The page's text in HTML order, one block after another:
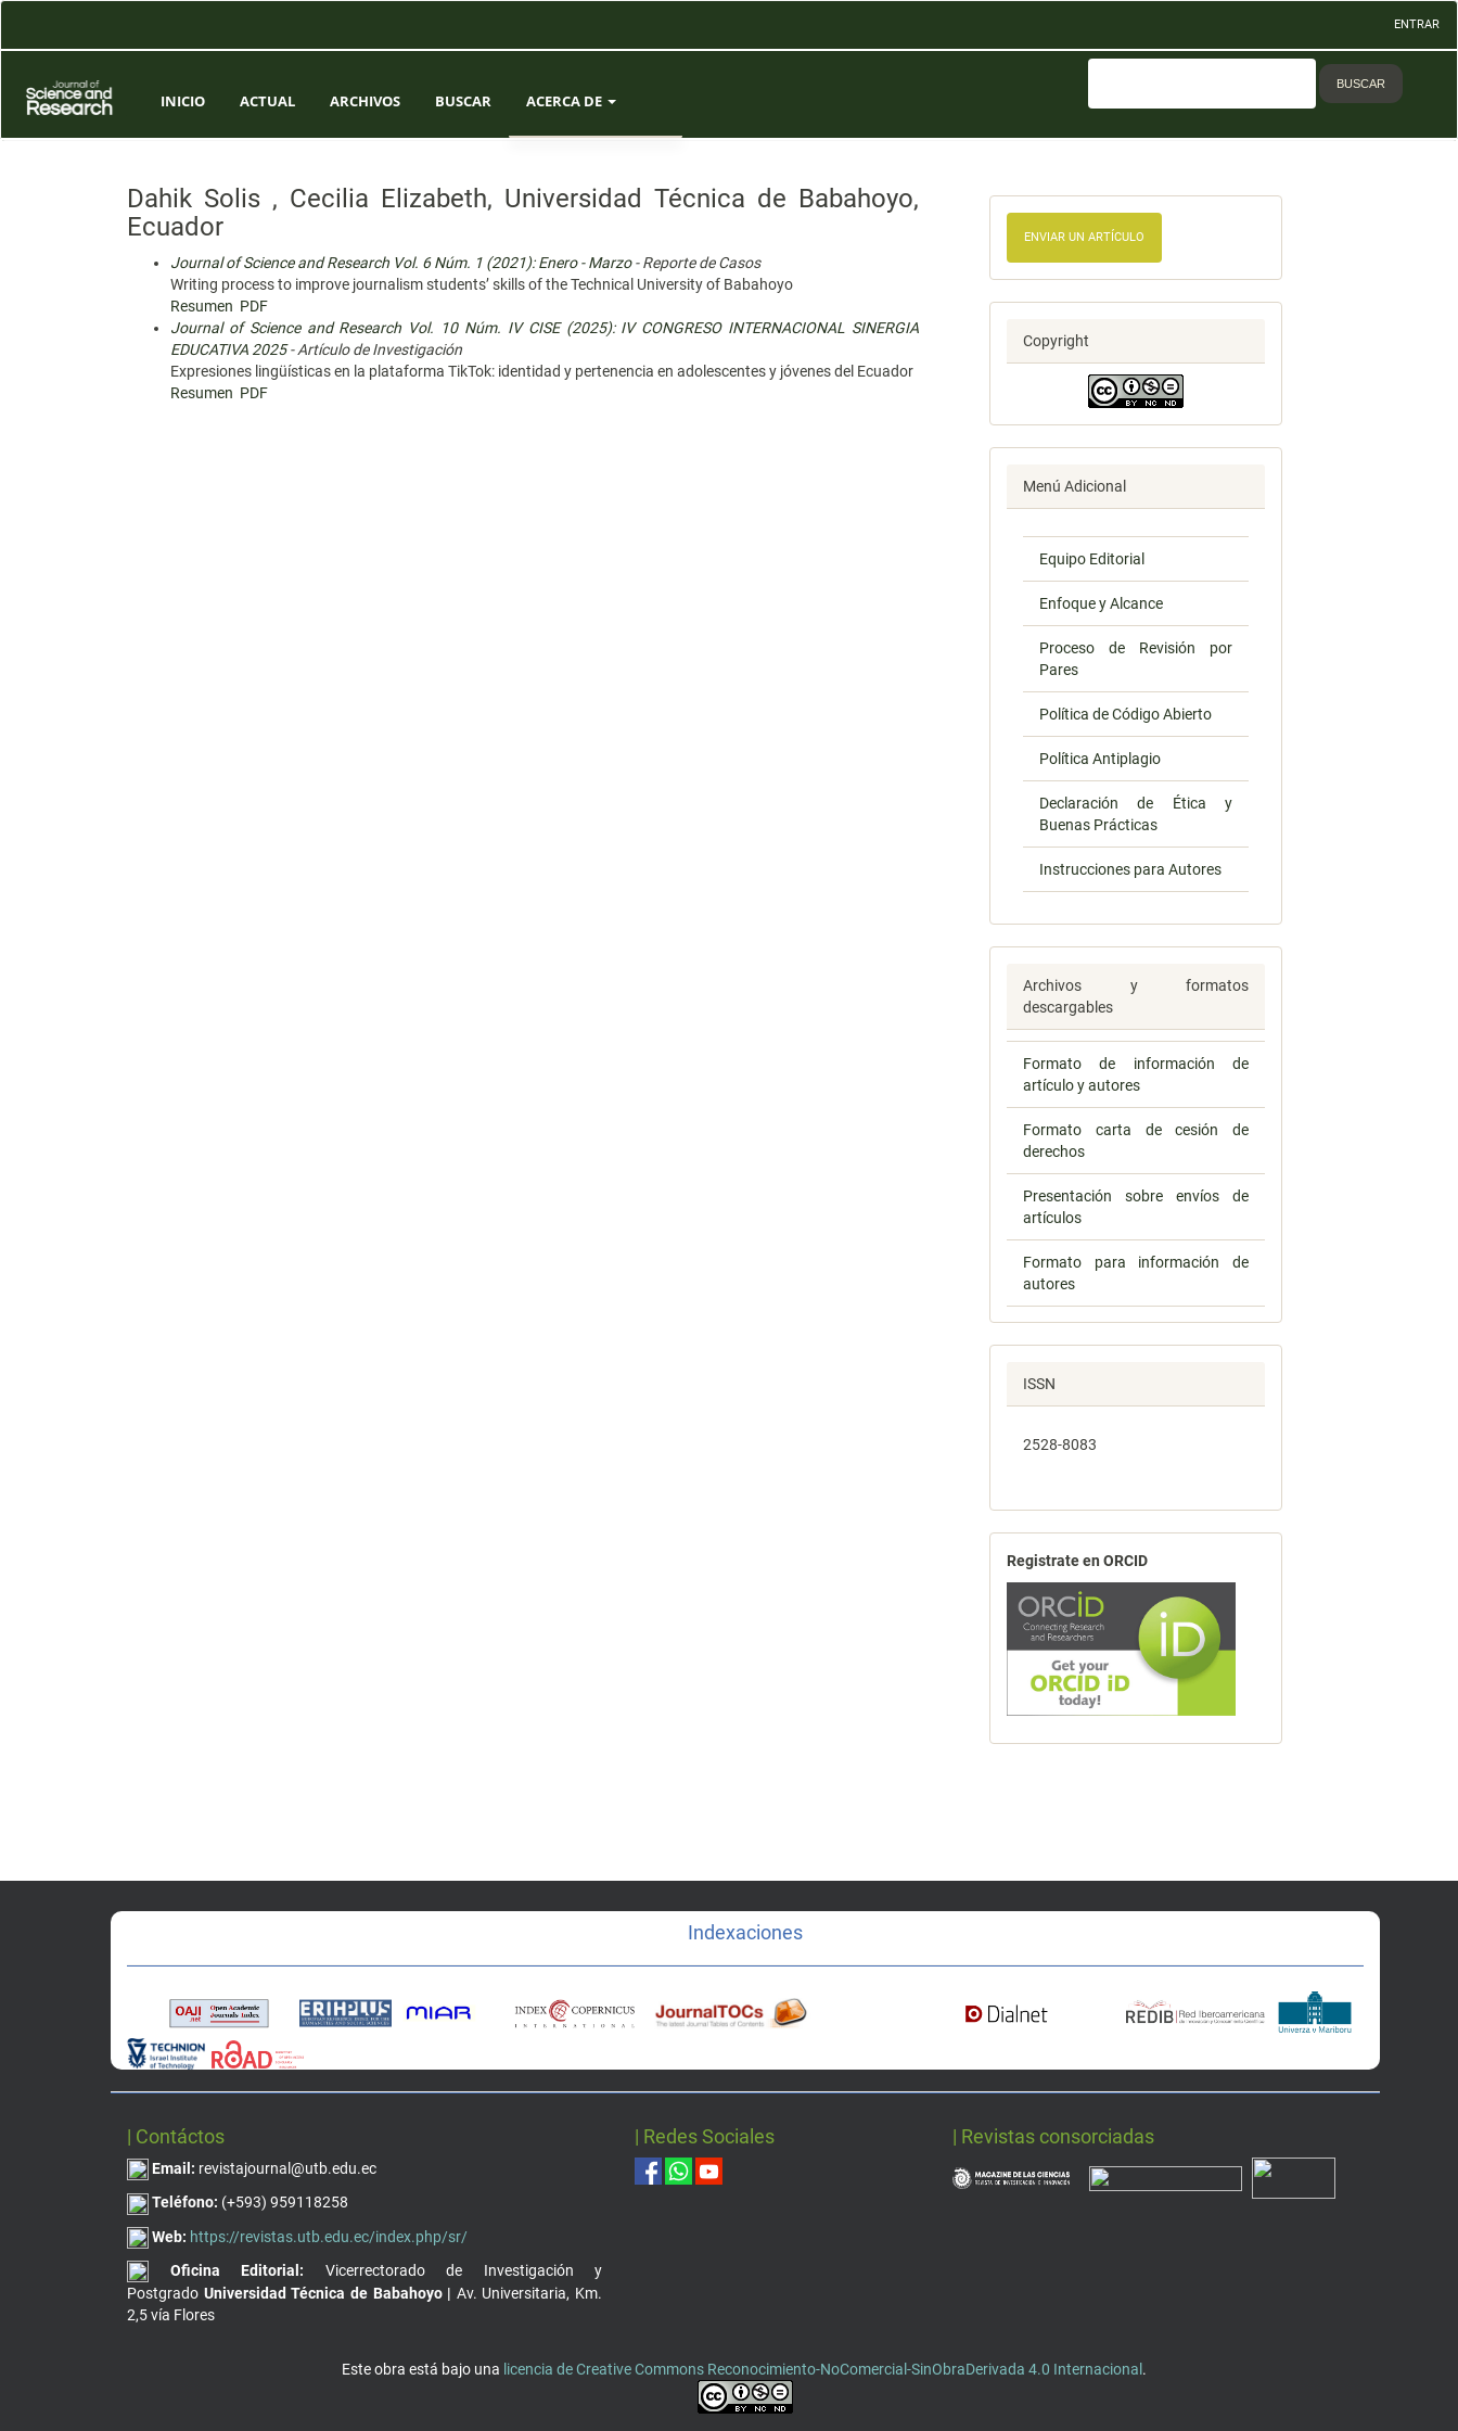
Contenido
Barra
lateral
ENTRAR
INICIO ACTUAL ARCHIVOS BUSCAR ACERCA DE
EQUIPO EDITORIAL
ESTADÍSTICAS
CONTACTO
BUSCAR
Dahik Solis , Cecilia Elizabeth, Universidad Técnica de Babahoyo,
Ecuador
Journal of Science and Research Vol. 6 Núm. 1 (2021): Enero - Marzo- Reporte de Casos
Writing process to improve journalism students’ skills of the Technical University of Babahoyo
Resumen PDF
Journal of Science and Research Vol. 10 Núm. IV CISE (2025): IV CONGRESO INTERNACIONAL SINERGIA
EDUCATIVA 2025- Artículo de Investigación
Expresiones lingüísticas en la plataforma TikTok: identidad y pertenencia en adolescentes y jóvenes del Ecuador
Resumen PDF
ENVIAR UN ARTÍCULO
Copyright
Menú Adicional
Equipo Editorial
Enfoque y Alcance
Proceso de Revisión por
Pares
Política de Código Abierto
Política Antiplagio
Declaración de Ética y
Buenas Prácticas
Instrucciones para Autores
Archivos y formatos
descargables
Formato de información de
artículo y autores
Formato carta de cesión de
derechos
Presentación sobre envíos de
artículos
Formato para información de
autores
ISSN
2528-8083
Registrate en ORCID
Indexaciones
| Contáctos
Email: revistajournal@utb.edu.ec
Teléfono: (+593) 959118258
Web: https://revistas.utb.edu.ec/index.php/sr/
Oficina Editorial: Vicerrectorado de Investigación y
Postgrado Universidad Técnica de Babahoyo | Av. Universitaria, Km.
2,5 vía Flores
| Redes Sociales | Revistas consorciadas
Este obra está bajo una licencia de Creative Commons Reconocimiento-NoComercial-SinObraDerivada 4.0 Internacional .